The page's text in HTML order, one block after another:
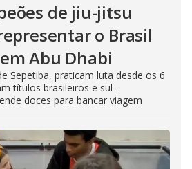
de jiu-jitsu
o Brasil
Abu Dhabi
Sepetiba, praticam luta desde os 6
títulos brasileiros e sul-
doces para bancar viagem